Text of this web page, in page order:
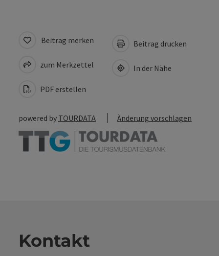
Beitrag merken
zum Merkzettel
PDF erstellen
Beitrag drucken
In der Nähe
powered by TOURDATA Änderung vorschlagen
Kontakt